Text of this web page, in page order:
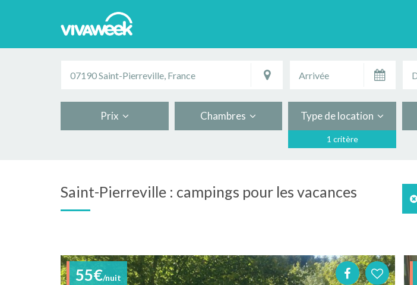
Prix Chambres Type de location
1 critère
Saint-Pierreville : campings pour les vacances
55€/nuit